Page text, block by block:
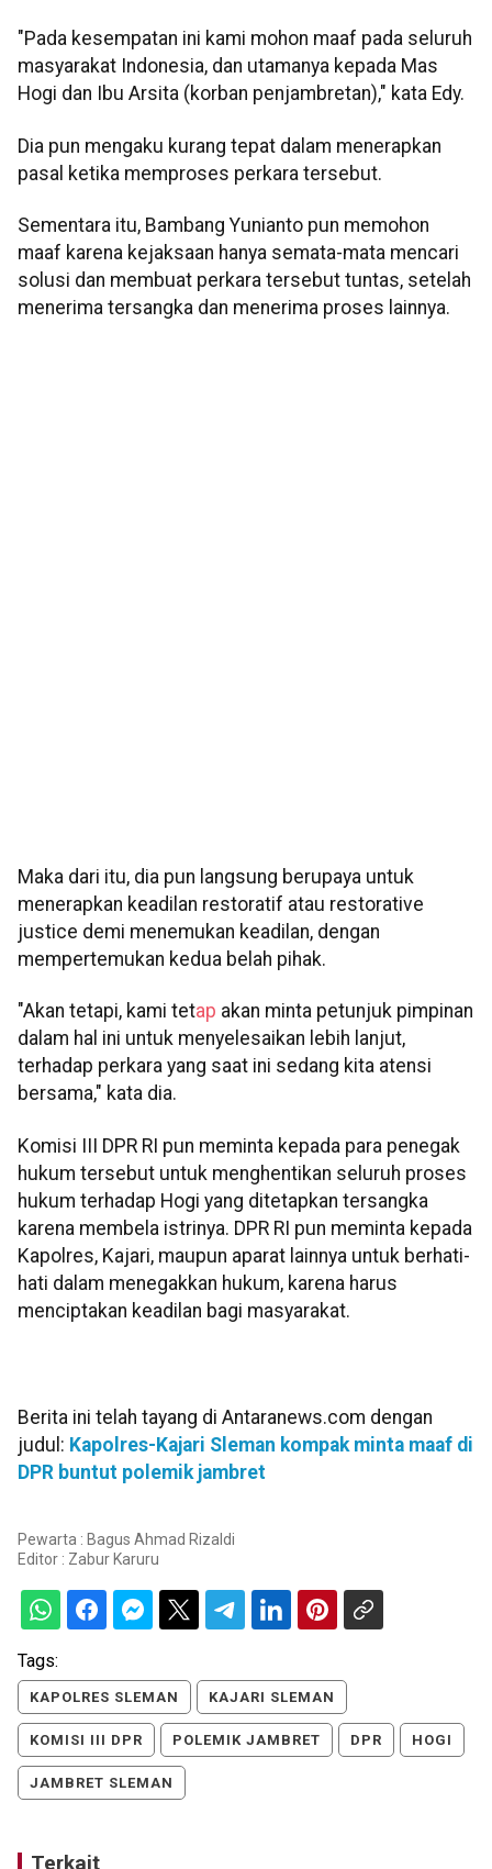
"Pada kesempatan ini kami mohon maaf pada seluruh
masyarakat Indonesia, dan utamanya kepada Mas
Hogi dan Ibu Arsita (korban penjambretan)," kata Edy.
Dia pun mengaku kurang tepat dalam menerapkan
pasal ketika memproses perkara tersebut.
Sementara itu, Bambang Yunianto pun memohon
maaf karena kejaksaan hanya semata-mata mencari
solusi dan membuat perkara tersebut tuntas, setelah
menerima tersangka dan menerima proses lainnya.
Maka dari itu, dia pun langsung berupaya untuk
menerapkan keadilan restoratif atau restorative
justice demi menemukan keadilan, dengan
mempertemukan kedua belah pihak.
"Akan tetapi, kami tetap akan minta petunjuk pimpinan
dalam hal ini untuk menyelesaikan lebih lanjut,
terhadap perkara yang saat ini sedang kita atensi
bersama," kata dia.
Komisi III DPR RI pun meminta kepada para penegak
hukum tersebut untuk menghentikan seluruh proses
hukum terhadap Hogi yang ditetapkan tersangka
karena membela istrinya. DPR RI pun meminta kepada
Kapolres, Kajari, maupun aparat lainnya untuk berhati-
hati dalam menegakkan hukum, karena harus
menciptakan keadilan bagi masyarakat.
Berita ini telah tayang di Antaranews.com dengan
judul: Kapolres-Kajari Sleman kompak minta maaf di
DPR buntut polemik jambret
Pewarta : Bagus Ahmad Rizaldi
Editor : Zabur Karuru
Tags:
KAPOLRES SLEMAN KAJARI SLEMAN
KOMISI III DPR POLEMIK JAMBRET DPR HOGI
JAMBRET SLEMAN
Terkait